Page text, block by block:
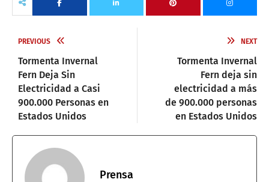
PREVIOUS
Tormenta Invernal
Fern Deja Sin
Electricidad a Casi
900.000 Personas en
Estados Unidos
NEXT
Tormenta Invernal
Fern deja sin
electricidad a más
de 900.000 personas
en Estados Unidos
Prensa